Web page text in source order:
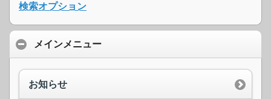
検索オプション
メインメニュー
お知らせ